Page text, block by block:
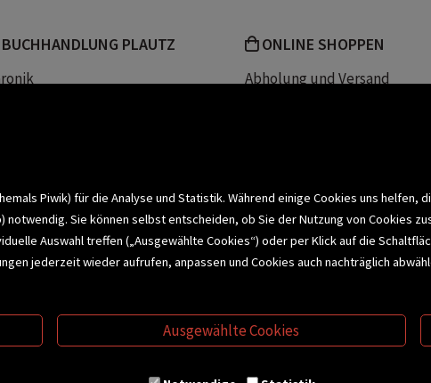
BUCHHANDLUNG PLAUTZ ONLINE SHOPPEN
Abholung und Versand
abonnieren >
Piwik) für die Analyse und Statistik. Während einige Cookies uns
Sie können selbst entscheiden, ob Sie der Nutzung von Cookies
Auswahl treffen („Ausgewählte Cookies“) oder per Klick auf die
jederzeit wieder aufrufen, anpassen und Cookies auch nachträglich
Ausgewählte Cookies